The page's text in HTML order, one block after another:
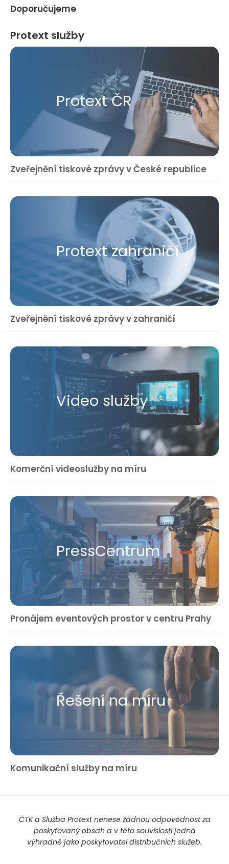
Doporučujeme
Protext služby
Protext ČR
Zveřejnění tiskové zprávy v České republice
Protext zahraničí
Zveřejnění tiskové zprávy v zahraničí
Video služby
Komerční videoslužby na míru
Press​Centrum
Pronájem eventových prostor v centru Prahy
Řešení na míru
Komunikační služby na míru
ČTK a Služba Protext nenese žádnou odpovědnost za
poskytovaný obsah a v této souvislosti jedná
výhradně jako poskytovatel distribučních služeb.